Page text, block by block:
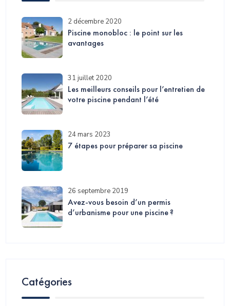
2 décembre 2020
Piscine monobloc : le point sur les
avantages
31 juillet 2020
Les meilleurs conseils pour l’entretien de
votre piscine pendant l’été
24 mars 2023
7 étapes pour préparer sa piscine
26 septembre 2019
Avez-vous besoin d’un permis
d’urbanisme pour une piscine ?
Catégories